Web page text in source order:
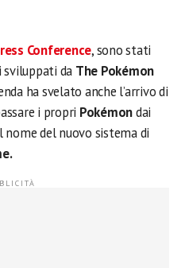
Conference, sono stati
sviluppati da The Pokémon
ha svelato anche l’arrivo di
i propri Pokémondai
del nuovo sistema di